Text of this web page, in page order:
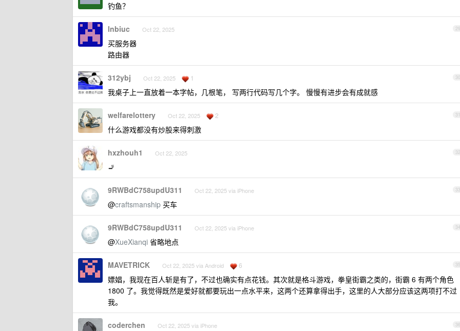
钓鱼？
29
lnbiuc Oct 22, 2025
买服务器
路由器
30
312ybj Oct 22, 2025 1
我桌子上一直放着一本字帖，几根笔， 写两行代码写几个字。 慢慢有进步会有成就感
31
welfarelottery Oct 22, 2025 2
什么游戏都没有炒股来得刺激
32
hxzhouh1 Oct 22, 2025
🚬
33
9RWBdC758updU311 Oct 22, 2025 via iPhone
@craftsmanship 买车
34
9RWBdC758updU311 Oct 22, 2025 via iPhone
@XueXianqi 省略地点
35
MAVETRICK Oct 22, 2025 via Android 6
嫖娼，我现在百人斩是有了，不过也确实有点花钱。其次就是格斗游戏，拳皇街霸之类的，街霸 6 有两个角色
1800 了。我觉得既然是爱好就都要玩出一点水平来，这两个还算拿得出手，这里的人大部分应该这两项打不过
我。
36
coderchen Oct 22, 2025 via iPhone